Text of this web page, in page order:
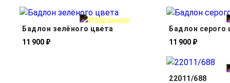
Бадлон зелёного цвета
11 900 ₽
Бадлон серого
11 900 ₽
22011/688